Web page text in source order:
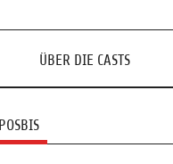
ÜBER DIE CASTS
POSBIS